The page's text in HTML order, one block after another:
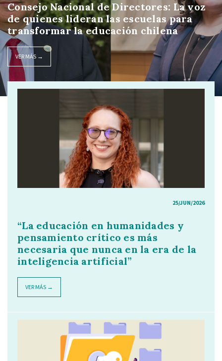
Consejo Nacional de Directores: La voz
de quienes lideran las escuelas para
transformar la educación chilena
VER MÁS →
25/JUN/2026
“La educación en humanidades y
pensamiento crítico es más
necesaria que nunca en la era de la
inteligencia artificial”
VER MÁS →